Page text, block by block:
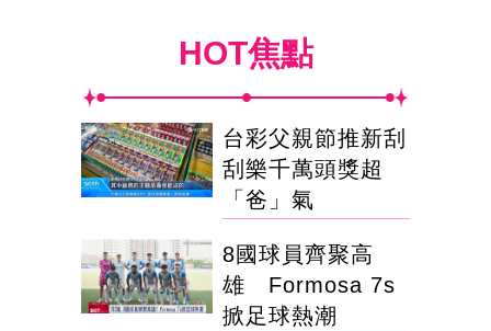
HOT焦點
台彩父親節推新刮
刮樂千萬頭獎超
「爸」氣
8國球員齊聚高
雄 Formosa 7s
掀足球熱潮